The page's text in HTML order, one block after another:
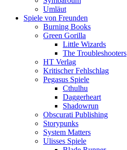
Umläut
Spiele von Freunden
Burning Books
Green Gorilla
Little Wizards
The Troubleshooters
HT Verlag
Kritischer Fehlschlag
Pegasus Spiele
Cthulhu
Daggerheart
Shadowrun
Obscurati Publishing
Storypunks
System Matters
Ulisses Spiele